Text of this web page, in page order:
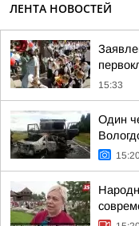
ЛЕНТА НОВОСТЕЙ
15:33
Один